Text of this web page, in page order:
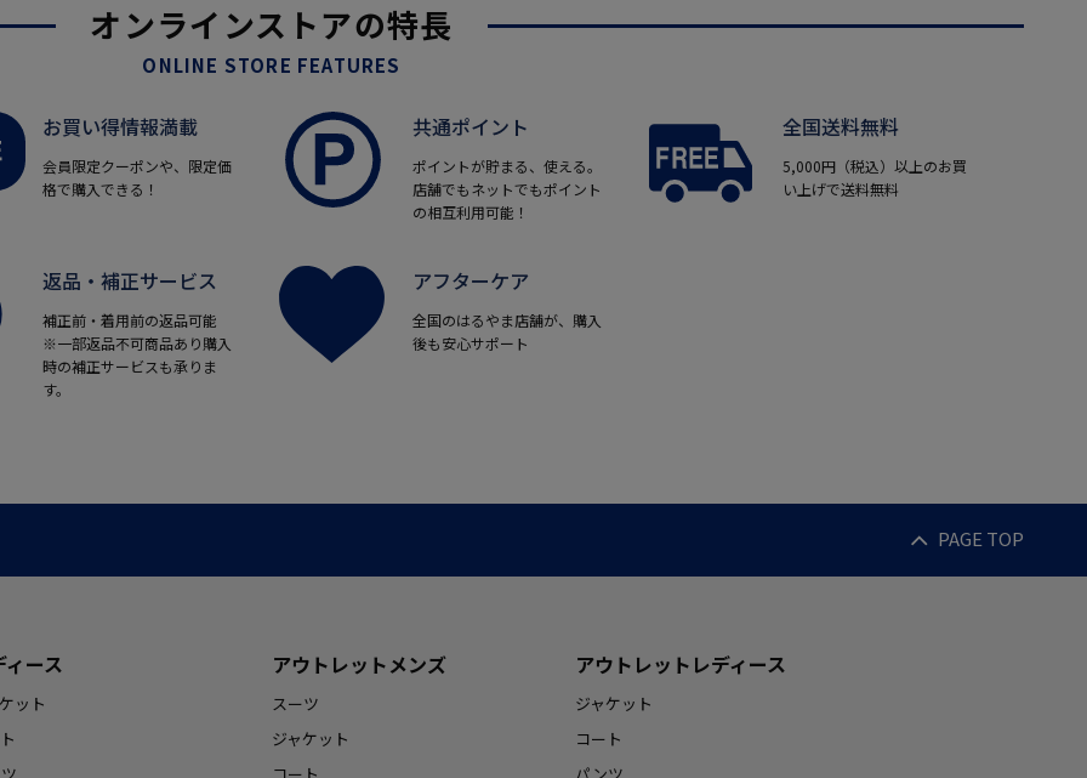
オンラインストアの特長
ONLINE STORE FEATURES
お買い得情報満載
会員限定クーポンや、限定価
格で購入できる！
共通ポイント
ポイントが貯まる、使える。
店舗でもネットでもポイント
の相互利用可能！
全国送料無料
5,000円（税込）以上のお買
い上げで送料無料
返品・補正サービス
補正前・着用前の返品可能
※一部返品不可商品あり購入
時の補正サービスも承りま
す。
アフターケア
全国のはるやま店舗が、購入
後も安心サポート
PAGE TOP
ィース
ット
アウトレットメンズ
スーツ
ジャケット
アウトレットレディース
ジャケット
コート